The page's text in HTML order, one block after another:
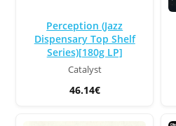
Perception (Jazz
Dispensary Top Shelf
Series)[180g LP]
Catalyst
46.14€